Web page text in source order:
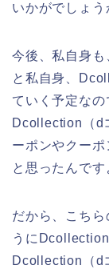
いかがでしょう
今後、私自身
と私自身、
ていく予定なの
Dcollection（d
ーポンやクー
と思ったんです
だから、こち
うに
Dcollection（d